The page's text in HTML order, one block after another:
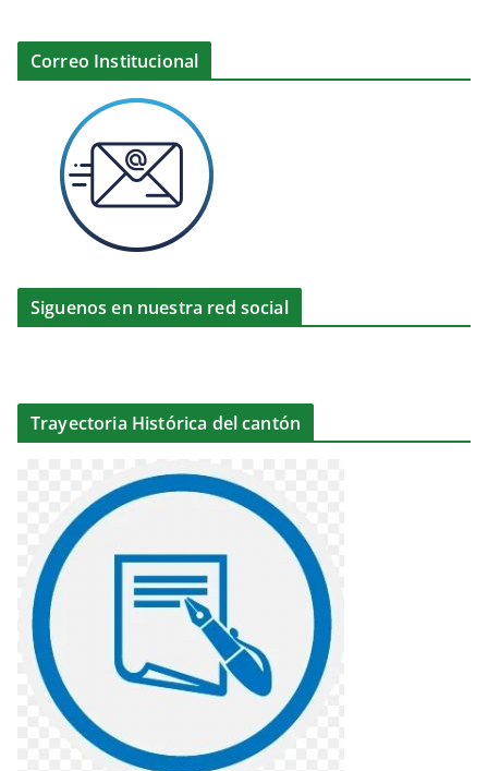
Correo Institucional
Siguenos en nuestra red social
Trayectoria Histórica del cantón